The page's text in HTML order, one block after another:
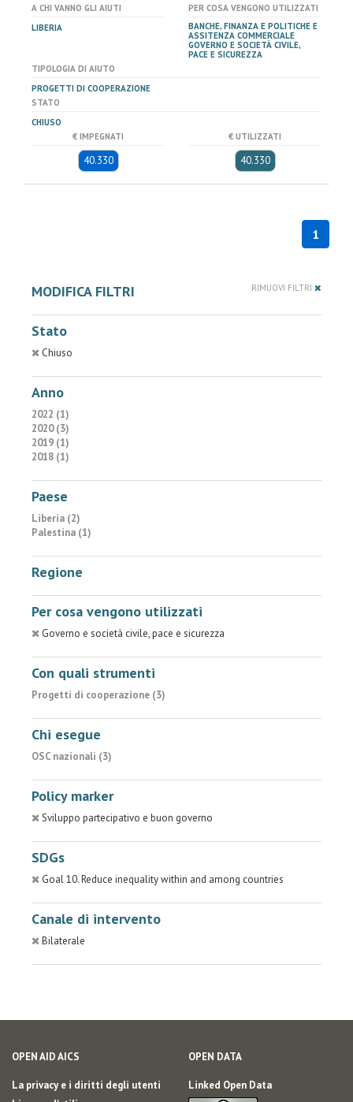
A CHI VANNO GLI AIUTI
LIBERIA
PER COSA VENGONO UTILIZZATI
BANCHE, FINANZA E POLITICHE E
ASSITENZA COMMERCIALE
GOVERNO E SOCIETÀ CIVILE,
PACE E SICUREZZA
TIPOLOGIA DI AIUTO
PROGETTI DI COOPERAZIONE
STATO
CHIUSO
€ IMPEGNATI
40.330
€ UTILIZZATI
40.330
1
MODIFICA FILTRI RIMUOVI FILTRI
Stato
Chiuso
Anno
2022 (1)
2020 (3)
2019 (1)
2018 (1)
Paese
Liberia (2)
Palestina (1)
Regione
Per cosa vengono utilizzati
Governo e società civile, pace e sicurezza
Con quali strumenti
Progetti di cooperazione (3)
Chi esegue
OSC nazionali (3)
Policy marker
Sviluppo partecipativo e buon governo
SDGs
Goal 10. Reduce inequality within and among countries
Canale di intervento
Bilaterale
OPEN AID AICS
La privacy e i diritti degli utenti
OPEN DATA
Linked Open Data